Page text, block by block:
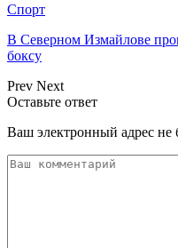
Спорт
В Северном Измайлове
боксу
Prev Next
Оставьте ответ
Ваш электронный адрес не